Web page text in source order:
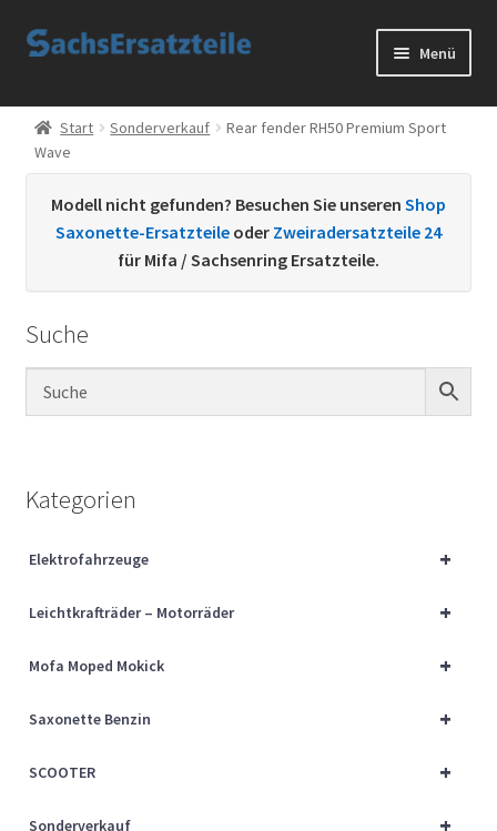
Zur
Zum
Menü
Start
AGB
Datenschutzerklärung
Kontakt
Sachs Ersatzteile
Über uns
Start Sonderverkauf
Rear fender RH50 Premium Sport
Wave
Modell nicht gefunden? Besuchen Sie unseren Shop
Saxonette-Ersatzteile oder Zweiradersatzteile 24
für Mifa / Sachsenring Ersatzteile.
Suche
Kategorien
+
Elektrofahrzeuge
+
Leichtkrafträder – Motorräder
+
Mofa Moped Mokick
+
Saxonette Benzin
+
SCOOTER
+
Sonderverkauf